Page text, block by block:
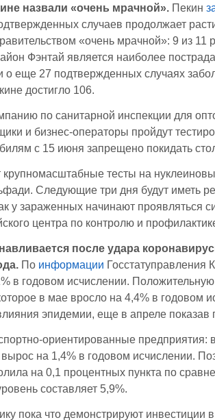
назвали «очень мрачной». Пекин
случаев продолжает
«очень мрачной»: 9 из 11
Фэнтай является наиболее
еще 27 подтвержденных случаях
достигло 106.
по санитарной инспекции для
и бизнес-операторы пройдут
с 15 июня запрещено покидать
тесты на
Следующие три дня будут иметь
у зараженных начинают проявляться
центра по контролю и
после удара
По информации
в годовом исчислении.
в мае вросло на 4,4% в годовом
эпидемии, еще в апреле показав
ориентированные
на 1,4% в годовом исчислении.
на 0,1 процентных пункта по
составляет 5,9%.
пока что демонстрируют